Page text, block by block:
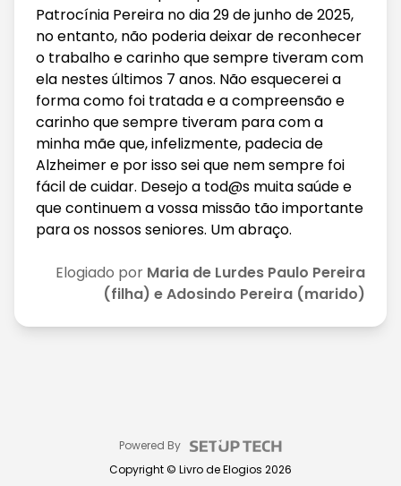
Patrocínia Pereira no dia 29 de junho de 2025,
no entanto, não poderia deixar de reconhecer
o trabalho e carinho que sempre tiveram com
ela nestes últimos 7 anos. Não esquecerei a
forma como foi tratada e a compreensão e
carinho que sempre tiveram para com a
minha mãe que, infelizmente, padecia de
Alzheimer e por isso sei que nem sempre foi
fácil de cuidar. Desejo a tod@s muita saúde e
que continuem a vossa missão tão importante
para os nossos seniores. Um abraço.
Elogiado por Maria de Lurdes Paulo Pereira
(filha) e Adosindo Pereira (marido)
Powered By
Copyright © Livro de Elogios 2026